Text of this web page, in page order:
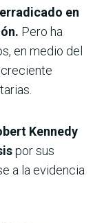
en
Pero ha
en medio del
Kennedy
por sus
a la evidencia